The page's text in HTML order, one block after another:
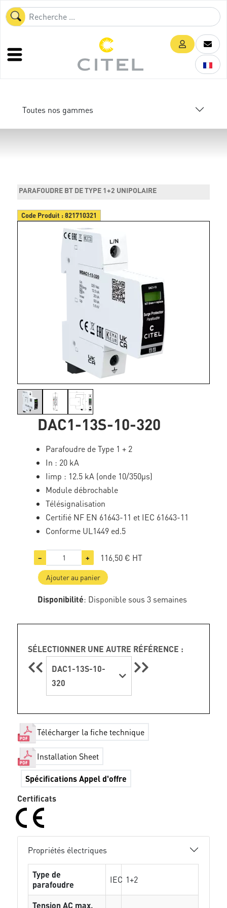
Toutes nos gammes
PARAFOUDRE BT DE TYPE 1+2 UNIPOLAIRE
Code Produit :821710321
DAC1-13S-10-320
Parafoudre de Type 1 + 2
In : 20 kA
Iimp : 12.5 kA (onde 10/350µs)
Module débrochable
Télésignalisation
Certifié NF EN 61643-11 et IEC 61643-11
Conforme UL1449 ed.5
− + 116,50 € HT
Ajouter au panier
Disponibilité: Disponible sous 3 semaines
SÉLECTIONNER UNE AUTRE RÉFÉRENCE :
DAC1-13S-10-
320
Télécharger la fiche technique
Installation Sheet
Spécifications Appel d'offre
Certificats
Propriétés électriques
Type de
parafoudre
IEC 1+2
Tension AC max.